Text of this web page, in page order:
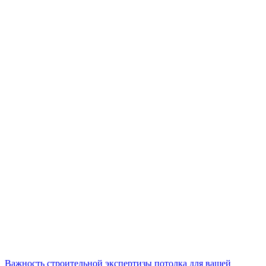
Важность строительной экспертизы потолка для вашей